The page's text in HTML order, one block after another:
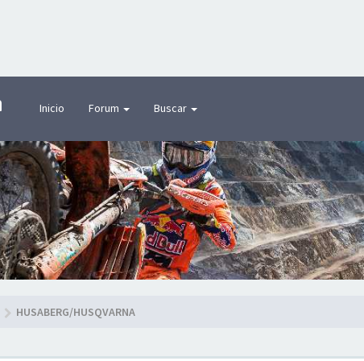
Inicio Forum Buscar
HUSABERG/HUSQVARNA